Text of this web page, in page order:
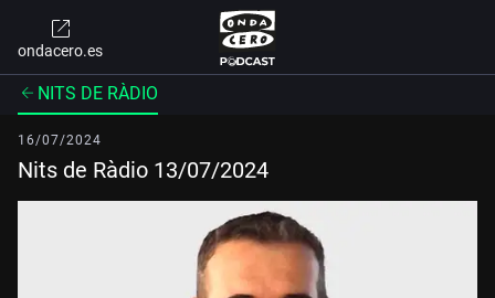
ondacero.es
NITS DE RÀDIO
16/07/2024
Nits de Ràdio 13/07/2024